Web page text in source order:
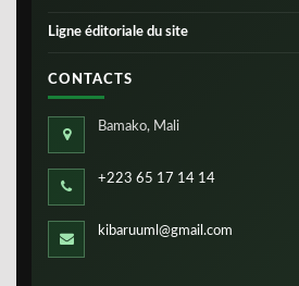
Ligne éditoriale du site
CONTACTS
Bamako, Mali
+223 65 17 14 14
kibaruuml@gmail.com